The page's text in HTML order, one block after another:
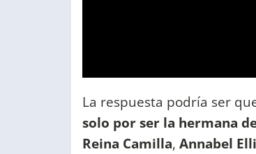
La respuesta podría ser
solo por ser la hermana
Reina Camilla, Annabel